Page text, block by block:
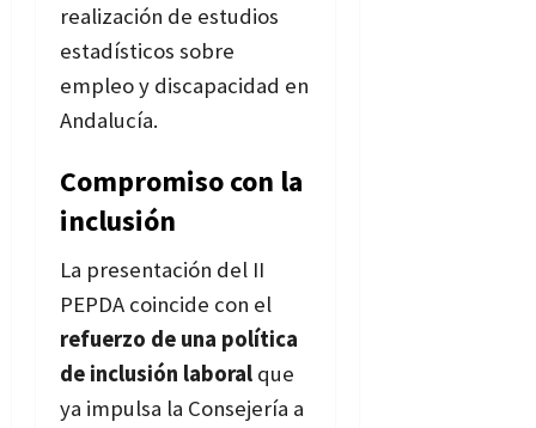
realización de estudios
estadísticos sobre
empleo y discapacidad en
Andalucía.
Compromiso con la
inclusión
La presentación del II
PEPDA coincide con el
refuerzo de una política
de inclusión laboral que
ya impulsa la Consejería a